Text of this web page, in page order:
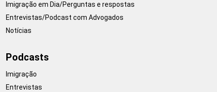
Imigração em Dia/Perguntas e respostas
Entrevistas/Podcast com Advogados
Notícias
Podcasts
Imigração
Entrevistas